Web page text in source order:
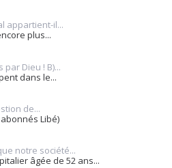
appartient-il...
plus...
Dieu ! B)...
dans le...
de...
Libé)
notre société...
âgée de 52 ans...